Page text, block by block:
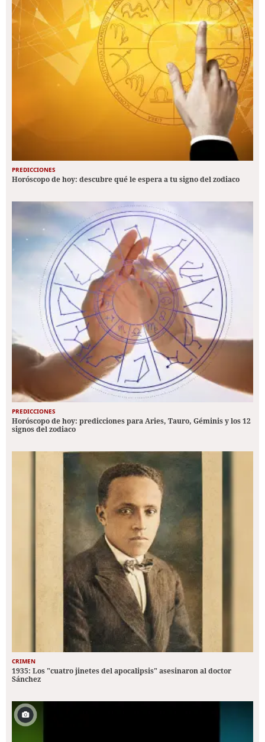
PREDICCIONES
Horóscopo de hoy: descubre qué le espera a tu signo del zodiaco
PREDICCIONES
Horóscopo de hoy: predicciones para Aries, Tauro, Géminis y los 12
signos del zodiaco
CRIMEN
1935: Los "cuatro jinetes del apocalipsis" asesinaron al doctor
Sánchez